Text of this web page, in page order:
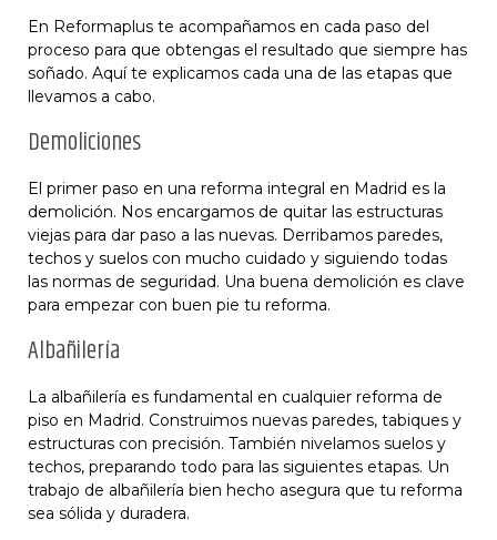
En Reformaplus te acompañamos en cada paso del
proceso para que obtengas el resultado que siempre has
soñado. Aquí te explicamos cada una de las etapas que
llevamos a cabo.
Demoliciones
El primer paso en una reforma integral en Madrid es la
demolición. Nos encargamos de quitar las estructuras
viejas para dar paso a las nuevas. Derribamos paredes,
techos y suelos con mucho cuidado y siguiendo todas
las normas de seguridad. Una buena demolición es clave
para empezar con buen pie tu reforma.
Albañilería
La albañilería es fundamental en cualquier reforma de
piso en Madrid. Construimos nuevas paredes, tabiques y
estructuras con precisión. También nivelamos suelos y
techos, preparando todo para las siguientes etapas. Un
trabajo de albañilería bien hecho asegura que tu reforma
sea sólida y duradera.